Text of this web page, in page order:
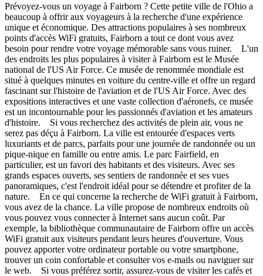
Prévoyez-vous un voyage à Fairborn ? Cette petite ville de l'Ohio a
beaucoup à offrir aux voyageurs à la recherche d'une expérience
unique et économique. Des attractions populaires à ses nombreux
points d'accès WiFi gratuits, Fairborn a tout ce dont vous avez
besoin pour rendre votre voyage mémorable sans vous ruiner. L'un
des endroits les plus populaires à visiter à Fairborn est le Musée
national de l'US Air Force. Ce musée de renommée mondiale est
situé à quelques minutes en voiture du centre-ville et offre un regard
fascinant sur l'histoire de l'aviation et de l'US Air Force. Avec des
expositions interactives et une vaste collection d'aéronefs, ce musée
est un incontournable pour les passionnés d'aviation et les amateurs
d'histoire. Si vous recherchez des activités de plein air, vous ne
serez pas déçu à Fairborn. La ville est entourée d'espaces verts
luxuriants et de parcs, parfaits pour une journée de randonnée ou un
pique-nique en famille ou entre amis. Le parc Fairfield, en
particulier, est un favori des habitants et des visiteurs. Avec ses
grands espaces ouverts, ses sentiers de randonnée et ses vues
panoramiques, c'est l'endroit idéal pour se détendre et profiter de la
nature. En ce qui concerne la recherche de WiFi gratuit à Fairborn,
vous avez de la chance. La ville propose de nombreux endroits où
vous pouvez vous connecter à Internet sans aucun coût. Par
exemple, la bibliothèque communautaire de Fairborn offre un accès
WiFi gratuit aux visiteurs pendant leurs heures d'ouverture. Vous
pouvez apporter votre ordinateur portable ou votre smartphone,
trouver un coin confortable et consulter vos e-mails ou naviguer sur
le web. Si vous préférez sortir, assurez-vous de visiter les cafés et